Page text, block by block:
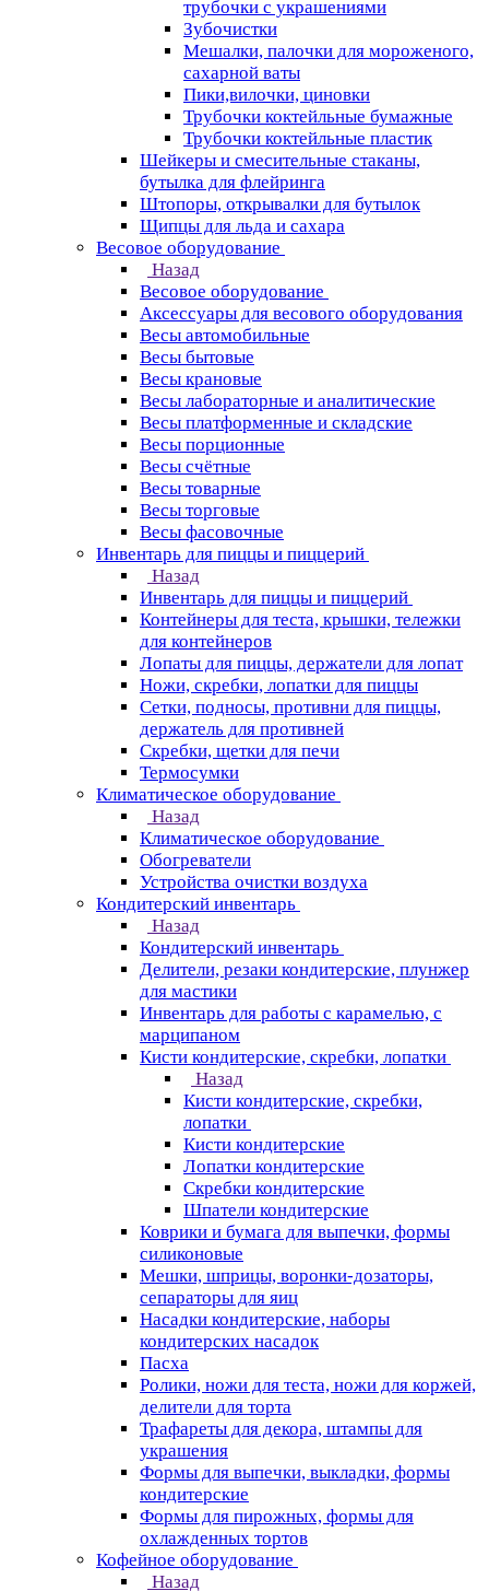
трубочки с украшениями
Зубочистки
Мешалки, палочки для мороженого,
сахарной ваты
Пики,вилочки, циновки
Трубочки коктейльные бумажные
Трубочки коктейльные пластик
Шейкеры и смесительные стаканы,
бутылка для флейринга
Штопоры, открывалки для бутылок
Щипцы для льда и сахара
Весовое оборудование
Назад
Весовое оборудование
Аксессуары для весового оборудования
Весы автомобильные
Весы бытовые
Весы крановые
Весы лабораторные и аналитические
Весы платформенные и складские
Весы порционные
Весы счётные
Весы товарные
Весы торговые
Весы фасовочные
Инвентарь для пиццы и пиццерий
Назад
Инвентарь для пиццы и пиццерий
Контейнеры для теста, крышки, тележки
для контейнеров
Лопаты для пиццы, держатели для лопат
Ножи, скребки, лопатки для пиццы
Сетки, подносы, противни для пиццы,
держатель для противней
Скребки, щетки для печи
Термосумки
Климатическое оборудование
Назад
Климатическое оборудование
Обогреватели
Устройства очистки воздуха
Кондитерский инвентарь
Назад
Кондитерский инвентарь
Делители, резаки кондитерские, плунжер
для мастики
Инвентарь для работы с карамелью, с
марципаном
Кисти кондитерские, скребки, лопатки
Назад
Кисти кондитерские, скребки,
лопатки
Кисти кондитерские
Лопатки кондитерские
Скребки кондитерские
Шпатели кондитерские
Коврики и бумага для выпечки, формы
силиконовые
Мешки, шприцы, воронки-дозаторы,
сепараторы для яиц
Насадки кондитерские, наборы
кондитерских насадок
Пасха
Ролики, ножи для теста, ножи для коржей,
делители для торта
Трафареты для декора, штампы для
украшения
Формы для выпечки, выкладки, формы
кондитерские
Формы для пирожных, формы для
охлажденных тортов
Кофейное оборудование
Назад